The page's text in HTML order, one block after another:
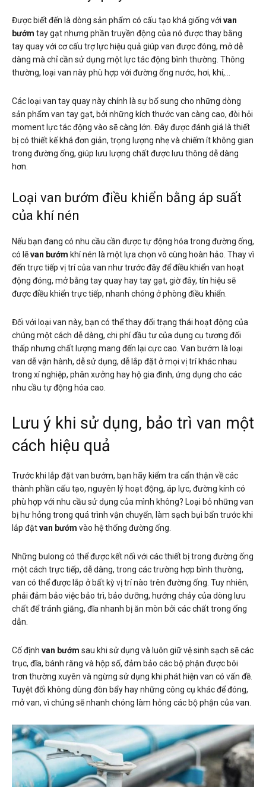
Được biết đến là dòng sản phẩm có cấu tạo khá giống với van
bướm tay gạt nhưng phần truyền động của nó được thay bằng
tay quay với cơ cấu trợ lực hiệu quả giúp van được đóng, mở dễ
dàng mà chỉ cần sử dụng một lực tác động bình thường. Thông
thường, loại van này phù hợp với đường ống nước, hơi, khí,…
Các loại van tay quay này chính là sự bổ sung cho những dòng
sản phẩm van tay gạt, bởi những kích thước van càng cao, đòi hỏi
moment lực tác động vào sẽ càng lớn. Đây được đánh giá là thiết
bị có thiết kế khá đơn giản, trọng lượng nhẹ và chiếm ít không gian
trong đường ống, giúp lưu lượng chất được lưu thông dễ dàng
hơn.
Loại van bướm điều khiển bằng áp suất
của khí nén
Nếu bạn đang có nhu cầu cần được tự động hóa trong đường ống,
có lẽvan bướm khí nén là một lựa chọn vô cùng hoàn hảo. Thay vì
đến trực tiếp vị trí của van như trước đây để điều khiển van hoạt
động đóng, mở bằng tay quay hay tay gạt, giờ đây, tín hiệu sẽ
được điều khiển trực tiếp, nhanh chóng ở phòng điều khiển.
Đối với loại van này, bạn có thể thay đổi trạng thái hoạt động của
chúng một cách dễ dàng, chi phí đầu tư của dụng cụ tương đối
thấp nhưng chất lượng mang đến lại cực cao. Van bướm là loại
van dễ vận hành, dễ sử dụng, dễ lắp đặt ở mọi vị trí khác nhau
trong xí nghiệp, phân xưởng hay hộ gia đình, ứng dụng cho các
nhu cầu tự động hóa cao.
Lưu ý khi sử dụng, bảo trì van một
cách hiệu quả
Trước khi lắp đặt van bướm, bạn hãy kiểm tra cẩn thận về các
thành phần cấu tạo, nguyên lý hoạt động, áp lực, đường kính có
phù hợp với nhu cầu sử dụng của mình không? Loại bỏ những van
bị hư hỏng trong quá trình vận chuyển, làm sạch bụi bẩn trước khi
lắp đặtvan bướm vào hệ thống đường ống.
Những bulong có thể được kết nối với các thiết bị trong đường ống
một cách trực tiếp, dễ dàng, trong các trường hợp bình thường,
van có thể được lắp ở bất kỳ vị trí nào trên đường ống. Tuy nhiên,
phải đảm bảo việc bảo trì, bảo dưỡng, hướng chảy của dòng lưu
chất để tránh giăng, đĩa nhanh bị ăn mòn bởi các chất trong ống
dẫn.
Cố định van bướm sau khi sử dụng và luôn giữ vệ sinh sạch sẽ các
trục, đĩa, bánh răng và hộp số, đảm bảo các bộ phận được bôi
trơn thường xuyên và ngừng sử dụng khi phát hiện van có vấn đề.
Tuyệt đối không dùng đòn bẩy hay những công cụ khác để đóng,
mở van, vì chúng sẽ nhanh chóng làm hỏng các bộ phận của van.